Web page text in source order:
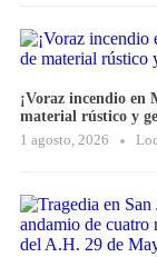
¡Voraz incendio en
material rústico y
1 agosto, 2026